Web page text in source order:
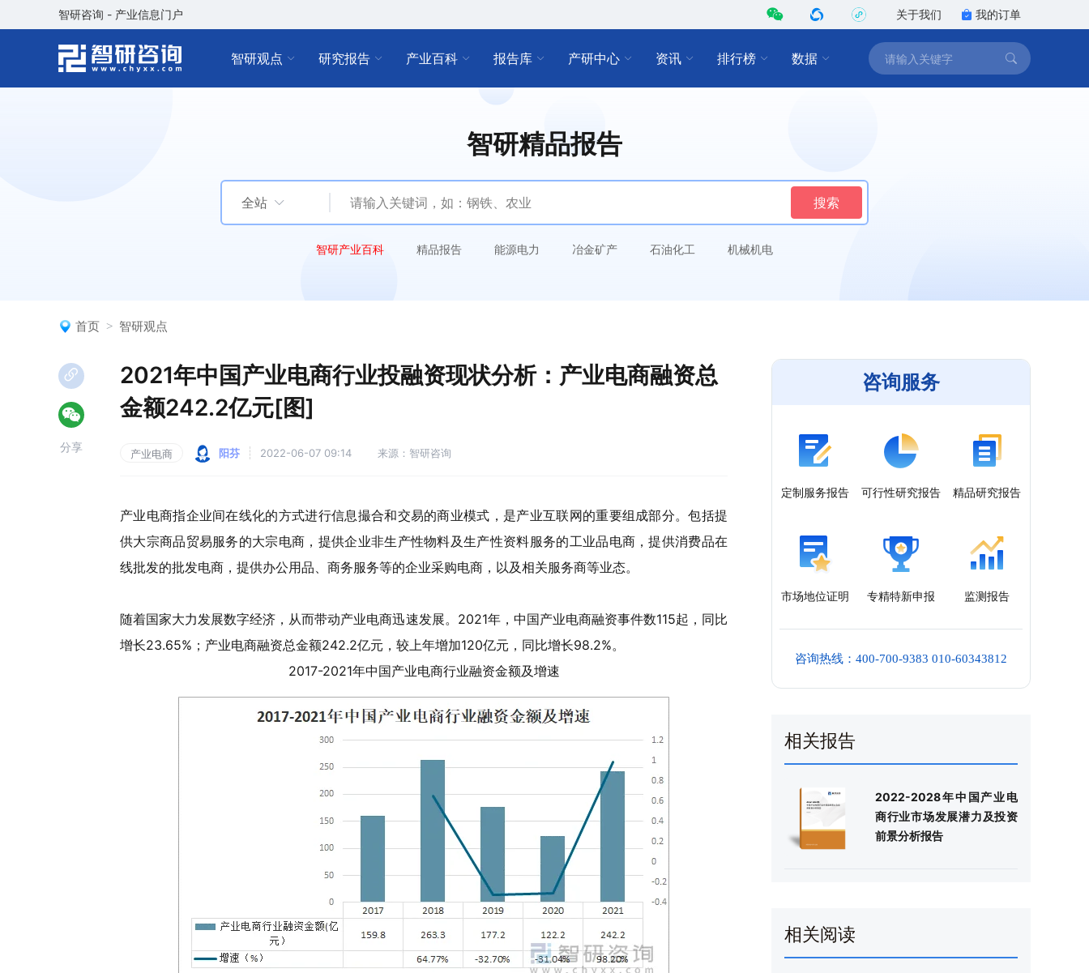
智研咨询 - 产业信息门户 关于我们 我的订单
智研观点 研究报告 产业百科 报告库 产研中心 资讯 排行榜 数据
智研精品报告
全站 搜索
智研产业百科 精品报告 能源电力 冶金矿产 石油化工 机械机电
首页 智研观点
2021年中国产业电商行业投融资现状分析：产业电商融资总
金额242.2亿元[图]
产业电商 阳芬 2022-06-07 09:14 来源：智研咨询
产业电商指企业间在线化的方式进行信息撮合和交易的商业模式，是产业互联网的重要组成部分。包括提
供大宗商品贸易服务的大宗电商，提供企业非生产性物料及生产性资料服务的工业品电商，提供消费品在
线批发的批发电商，提供办公用品、商务服务等的企业采购电商，以及相关服务商等业态。
随着国家大力发展数字经济，从而带动产业电商迅速发展。2021年，中国产业电商融资事件数115起，同比
增长23.65%；产业电商融资总金额242.2亿元，较上年增加120亿元，同比增长98.2%。
2017-2021年中国产业电商行业融资金额及增速
分享
咨询服务
定制服务报告 可行性研究报告 精品研究报告
市场地位证明 专精特新申报 监测报告
咨询热线：400-700-9383 010-60343812
相关报告
2022-2028年中国产业电
商行业市场发展潜力及投资
前景分析报告
相关阅读